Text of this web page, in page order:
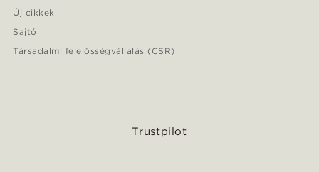
Új cikkek
Sajtó
Társadalmi felelősségvállalás (CSR)
Trustpilot